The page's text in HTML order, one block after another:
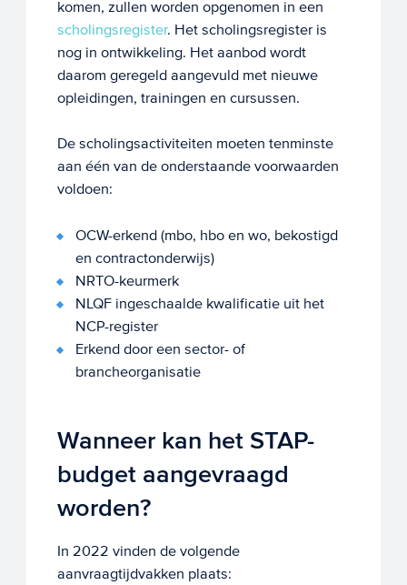
komen, zullen worden opgenomen in een
scholingsregister. Het scholingsregister is
nog in ontwikkeling. Het aanbod wordt
daarom geregeld aangevuld met nieuwe
opleidingen, trainingen en cursussen.
De scholingsactiviteiten moeten tenminste
aan één van de onderstaande voorwaarden
voldoen:
OCW-erkend (mbo, hbo en wo, bekostigd
en contractonderwijs)
NRTO-keurmerk
NLQF ingeschaalde kwalificatie uit het
NCP-register
Erkend door een sector- of
brancheorganisatie
Wanneer kan het STAP-
budget aangevraagd
worden?
In 2022 vinden de volgende
aanvraagtijdvakken plaats: